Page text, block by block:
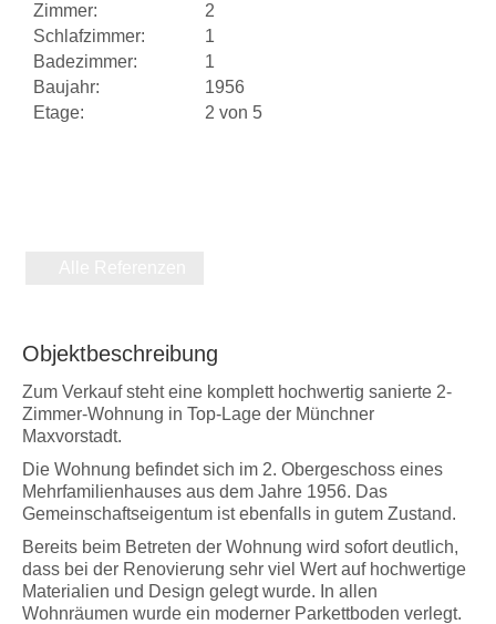
Zimmer:
2
Schlafzimmer:
1
Badezimmer:
1
Baujahr:
1956
Etage:
2 von 5
Objektbeschreibung
Zum Verkauf steht eine komplett hochwertig sanierte 2-
Zimmer-Wohnung in Top-Lage der Münchner
Maxvorstadt.
Die Wohnung befindet sich im 2. Obergeschoss eines
Mehrfamilienhauses aus dem Jahre 1956. Das
Gemeinschaftseigentum ist ebenfalls in gutem Zustand.
Bereits beim Betreten der Wohnung wird sofort deutlich,
dass bei der Renovierung sehr viel Wert auf hochwertige
Materialien und Design gelegt wurde. In allen
Wohnräumen wurde ein moderner Parkettboden verlegt.